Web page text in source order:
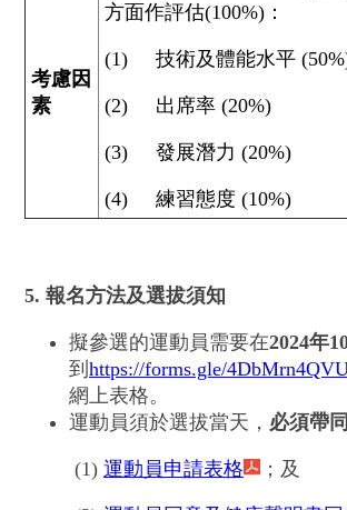
考慮因
素
方面作評估(100%)：
(1) 技術及體能水平
(2) 出席率 (20%)
(3) 發展潛力 (20%)
(4) 練習態度 (10%)
5. 報名方法及選拔須知
擬參選的運動員需要在2024年
到 https://forms.gle/
網上表格。
運動員須於選拔當天， 必須帶同
(1) 運動員申請表格 ；及